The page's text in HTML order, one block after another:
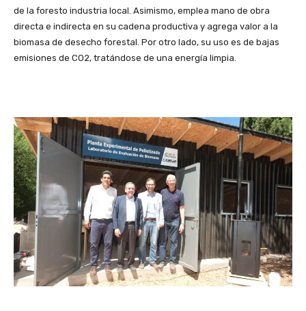
de la foresto industria local. Asimismo, emplea mano de obra
directa e indirecta en su cadena productiva y agrega valor a la
biomasa de desecho forestal. Por otro lado, su uso es de bajas
emisiones de CO2, tratándose de una energía limpia.